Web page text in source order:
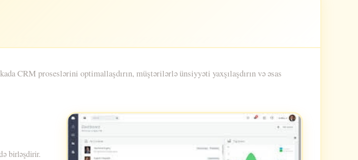
CRM proseslərini optimallaşdırın, müştərilərlə ünsiyyəti yaxşılaşdırın və əsas
birləşdirir.